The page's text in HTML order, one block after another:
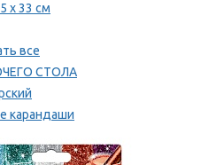
x 33 см
все
СТОЛА
карандаши